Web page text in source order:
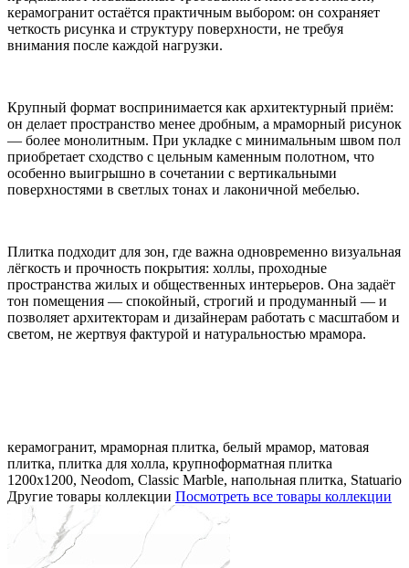
керамогранит остаётся практичным выбором: он сохраняет
четкость рисунка и структуру поверхности, не требуя
внимания после каждой нагрузки.
Крупный формат воспринимается как архитектурный приём:
он делает пространство менее дробным, а мраморный рисунок
— более монолитным. При укладке с минимальным швом пол
приобретает сходство с цельным каменным полотном, что
особенно выигрышно в сочетании с вертикальными
поверхностями в светлых тонах и лаконичной мебелью.
Плитка подходит для зон, где важна одновременно визуальная
лёгкость и прочность покрытия: холлы, проходные
пространства жилых и общественных интерьеров. Она задаёт
тон помещения — спокойный, строгий и продуманный — и
позволяет архитекторам и дизайнерам работать с масштабом и
светом, не жертвуя фактурой и натуральностью мрамора.
керамогранит, мраморная плитка, белый мрамор, матовая
плитка, плитка для холла, крупноформатная плитка
1200x1200, Neodom, Classic Marble, напольная плитка, Statuario
Другие товары коллекции Посмотреть все товары коллекции